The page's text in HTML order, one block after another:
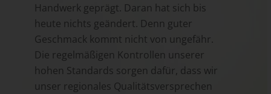
Handwerk geprägt. Daran hat sich bis
heute nichts geändert. Denn guter
Geschmack kommt nicht von ungefähr.
Die regelmäßigen Kontrollen unserer
hohen Standards sorgen dafür, dass wir
unser regionales Qualitätsversprechen